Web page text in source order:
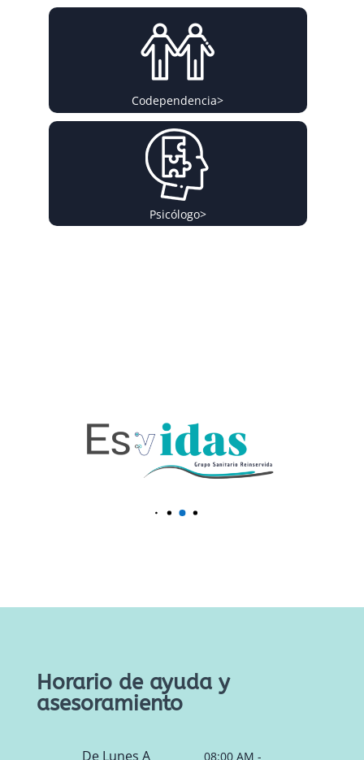
Codependencia>
Psicólogo>
Horario de ayuda y
asesoramiento
De Lunes A
08:00 AM -